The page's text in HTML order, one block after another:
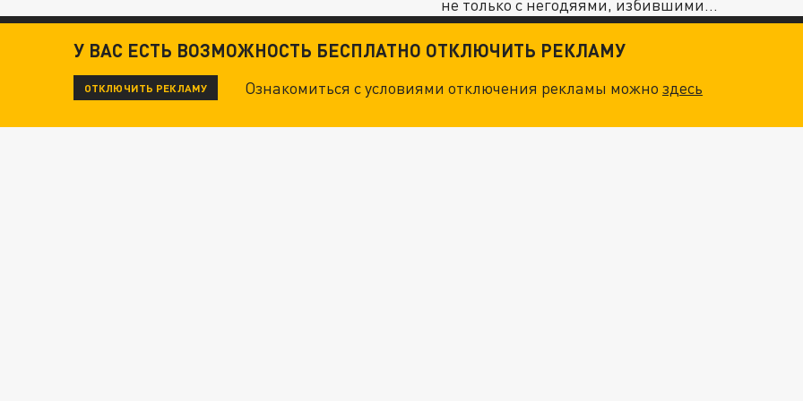
не только с негодяями, избившими...
У ВАС ЕСТЬ ВОЗМОЖНОСТЬ БЕСПЛАТНО ОТКЛЮЧИТЬ РЕКЛАМУ
ОТКЛЮЧИТЬ РЕКЛАМУ Ознакомиться с условиями отключения рекламы можноздесь